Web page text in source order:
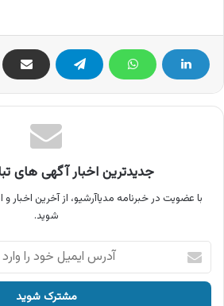
جدیدترین اخبار آگهی های
با عضویت در خبرنامه مدیاآرشیو، از آخرین اخبار و
شوید.
آدرس
ایمیل
خود